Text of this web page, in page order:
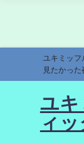
ユキミッ
見たかっ
ユキ
ィ